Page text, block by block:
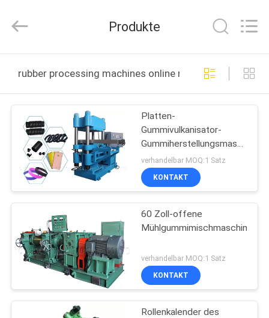
PRODUKTE
ÜBER
UNS
FABRIK-
AUSFLUG
QUALITÄTSKONTROLLE
TRETEN
CO.,LTD.
Produkte
rubber processing machines online manufacture
Platten-
Gummivulkanisator-
Gummiherstellungsmaschine,
zum des Schaum-
Teppichs PVCs EVA
herzustellen
verhandelbar MOQ:1 Satz
KONTAKT
60 Zoll-offene
Mühlgummimischmaschine
verhandelbar MOQ:1 Satz
KONTAKT
Rollenkalender des